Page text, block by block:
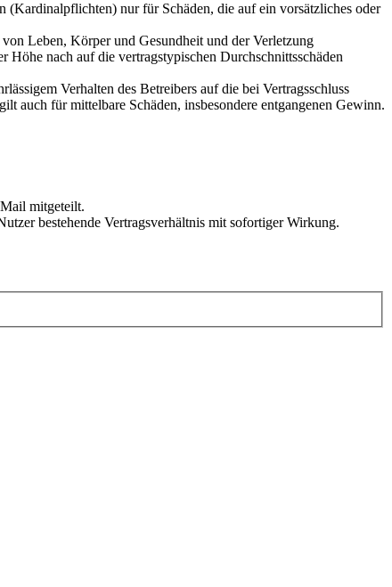
nur für Schäden, die auf ein vorsätzliches oder
Leben, Körper und Gesundheit und der Verletzung
nach auf die vertragstypischen Durchschnittsschäden
Verhalten des Betreibers auf die bei Vertragsschluss
auch für mittelbare Schäden, insbesondere entgangenen Gewinn.
mitgeteilt.
bestehende Vertragsverhältnis mit sofortiger Wirkung.